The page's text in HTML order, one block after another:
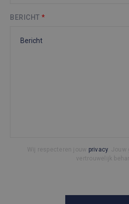
BERICHT*
Wij respecteren jouw privacy. Jouw
vertrouwelijk